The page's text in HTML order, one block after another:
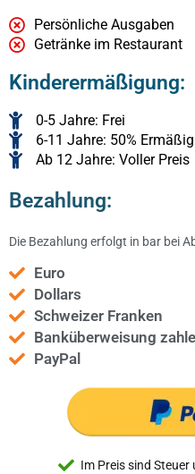
Persönliche Ausgaben
Getränke im Restaurant
Kinderermäßigung:
0-5 Jahre: Frei
6-11 Jahre: 50%
Ab 12 Jahre: Voller Preis
Bezahlung:
Die Bezahlung erfolgt in bar bei
Euro
Dollars
Schweizer Franken
Banküberweisung
PayPal
Im Preis sind